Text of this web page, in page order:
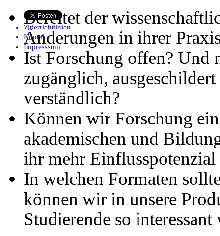
Zitierrichtlinien
Kontakt
Impresssum
Bereitet der
Änderungen in ihrer
Ist Forschung offen? Und
zugänglich,
verständlich?
Können wir Forschung
akademischen und
ihr mehr Einflusspotenzial
In welchen Formaten
können wir in unsere
Studierende so